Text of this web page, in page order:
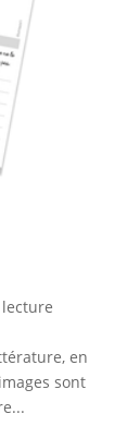
lecture
en
sont